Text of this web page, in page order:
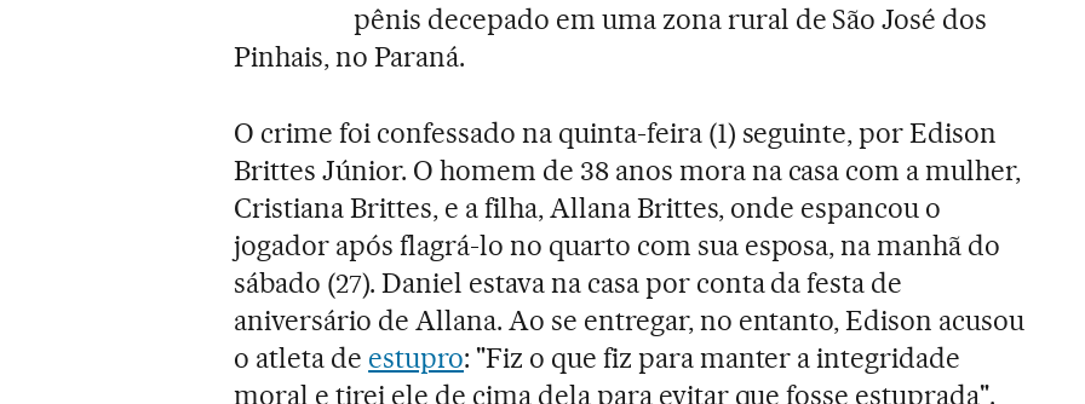
pênis decepado em uma zona rural de São José dos
Pinhais, no Paraná.
O crime foi confessado na quinta-feira (1) seguinte, por Edison
Brittes Júnior. O homem de 38 anos mora na casa com a mulher,
Cristiana Brittes, e a filha, Allana Brittes, onde espancou o
jogador após flagrá-lo no quarto com sua esposa, na manhã do
sábado (27). Daniel estava na casa por conta da festa de
aniversário de Allana. Ao se entregar, no entanto, Edison acusou
o atleta de estupro: "Fiz o que fiz para manter a integridade
moral e tirei ele de cima dela para evitar que fosse estuprada".